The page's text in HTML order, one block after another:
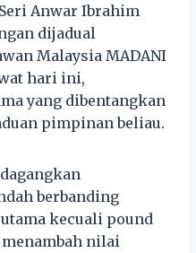
Anwar Ibrahim
dijadual
Malaysia MADANI
hari ini,
yang dibentangkan
pimpinan beliau.
berbanding
kecuali pound
nilai